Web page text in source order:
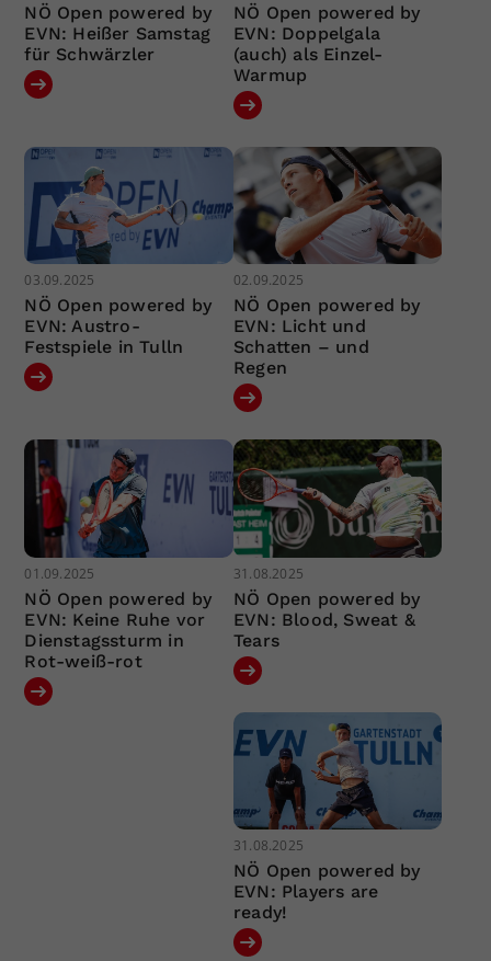
NÖ Open powered by
EVN: Heißer Samstag
für Schwärzler
NÖ Open powered by
EVN: Doppelgala
(auch) als Einzel-
Warmup
03.09.2025
NÖ Open powered by
EVN: Austro-
Festspiele in Tulln
02.09.2025
NÖ Open powered by
EVN: Licht und
Schatten – und
Regen
01.09.2025
NÖ Open powered by
EVN: Keine Ruhe vor
Dienstagssturm in
Rot-weiß-rot
31.08.2025
NÖ Open powered by
EVN: Blood, Sweat &
Tears
31.08.2025
NÖ Open powered by
EVN: Players are
ready!